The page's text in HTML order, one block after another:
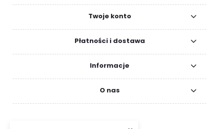
Twoje konto
Płatności i dostawa
Informacje
O nas